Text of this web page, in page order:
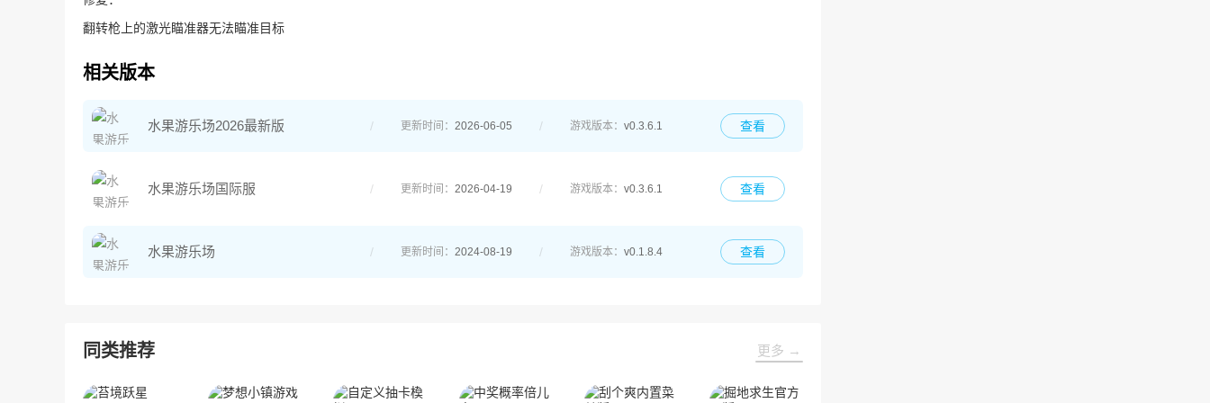
翻转枪上的激光瞄准器无法瞄准目标
相关版本
水果游乐场2026最新版 更新时间： 2026-06-05 游戏版本： v0.3.6.1 查看
水果游乐场国际服 更新时间： 2026-04-19 游戏版本： v0.3.6.1 查看
水果游乐场 更新时间： 2024-08-19 游戏版本： v0.1.8.4 查看
同类推荐 更多 →